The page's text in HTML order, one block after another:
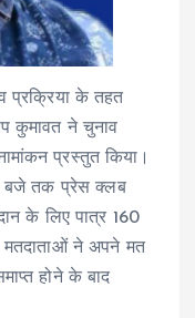
प्रक्रिया के तहत
कुमावत ने चुनाव
प्रस्तुत किया।
बजे तक प्रेस क्लब
के लिए पात्र 160
ने अपने मत
होने के बाद